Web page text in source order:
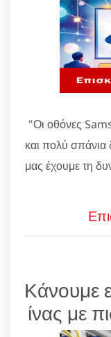
"Οι οθόνες
και πολύ σπάνια
μας έχουμε τη
Κάνουμε
ίνας με